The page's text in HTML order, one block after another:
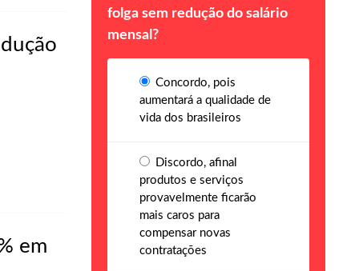
em
folga sem redução do salário
mensal?
Concordo, pois
aumentará a qualidade de
vida dos brasileiros
Discordo, afinal
produtos e serviços
provavelmente ficarão
mais caros para
compensar novas
contratações